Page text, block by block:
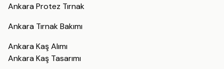
Ankara Protez Tırnak
Ankara Tırnak Bakımı
Ankara Kaş Alımı
Ankara Kaş Tasarımı